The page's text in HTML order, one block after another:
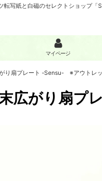
写紙と白磁のセレクトショップ
マイページ
り扇プレート -Sensu- ※アウトレ
広がり扇